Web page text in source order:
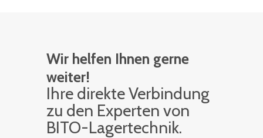
Wir helfen Ihnen gerne
weiter!
Ihre di­rek­te Ver­bin­dung
zu den Ex­per­ten von
BITO-La­ger­tech­nik.